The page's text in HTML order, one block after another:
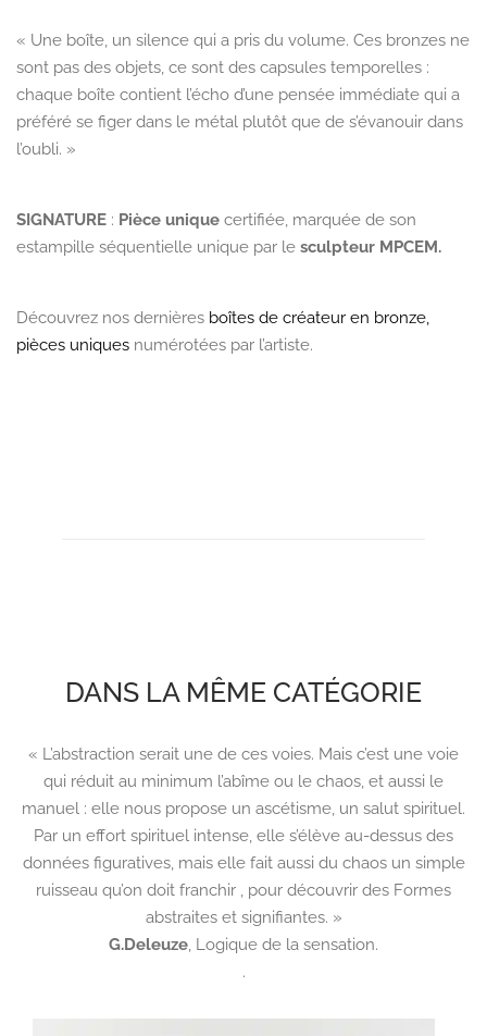
« Une boîte, un silence qui a pris du volume. Ces bronzes ne
sont pas des objets, ce sont des capsules temporelles :
chaque boîte contient l’écho d’une pensée immédiate qui a
préféré se figer dans le métal plutôt que de s’évanouir dans
l’oubli. »
SIGNATURE : Pièce unique certifiée, marquée de son
estampille séquentielle unique par le sculpteur MPCEM.
Découvrez nos dernières boîtes de créateur en bronze,
pièces uniques numérotées par l’artiste.
DANS LA MÊME CATÉGORIE
« L’abstraction serait une de ces voies. Mais c’est une voie
qui réduit au minimum l’abîme ou le chaos, et aussi le
manuel : elle nous propose un ascétisme, un salut spirituel.
Par un effort spirituel intense, elle s’élève au-dessus des
données figuratives, mais elle fait aussi du chaos un simple
ruisseau qu’on doit franchir , pour découvrir des Formes
abstraites et signifiantes. »
G.Deleuze, Logique de la sensation.
.